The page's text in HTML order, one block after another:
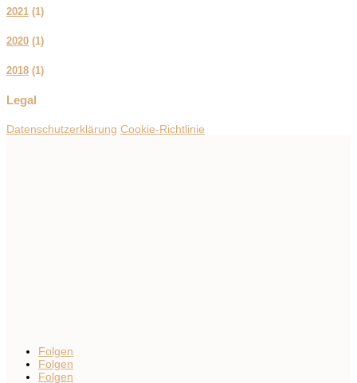
2021 (1)
2020 (1)
2018 (1)
Legal
Datenschutzerklärung Cookie-Richtlinie
Folgen
Folgen
Folgen